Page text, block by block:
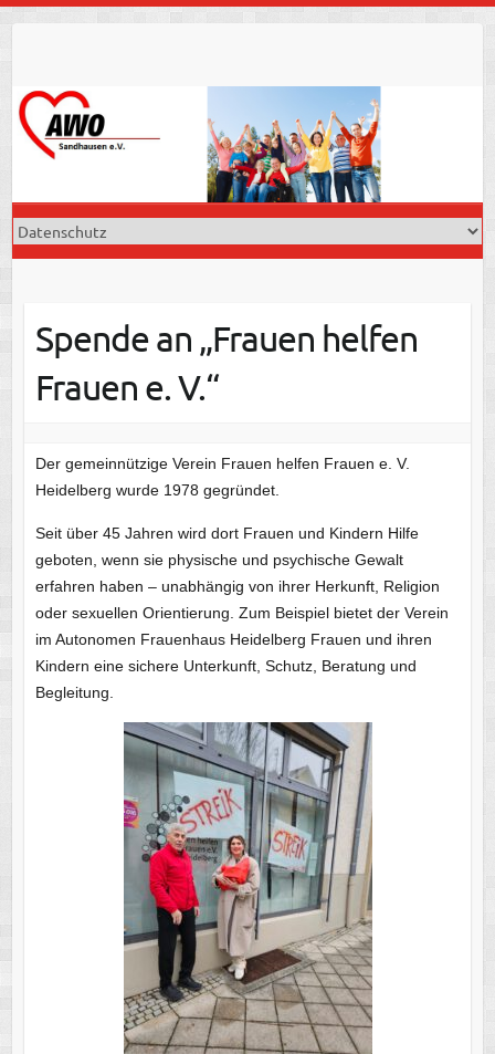
Spende an „Frauen helfen
Frauen e. V.“
Der gemeinnützige Verein Frauen helfen Frauen e. V.
Heidelberg wurde 1978 gegründet.
Seit über 45 Jahren wird dort Frauen und Kindern Hilfe
geboten, wenn sie physische und psychische Gewalt
erfahren haben – unabhängig von ihrer Herkunft, Religion
oder sexuellen Orientierung. Zum Beispiel bietet der Verein
im Autonomen Frauenhaus Heidelberg Frauen und ihren
Kindern eine sichere Unterkunft, Schutz, Beratung und
Begleitung.